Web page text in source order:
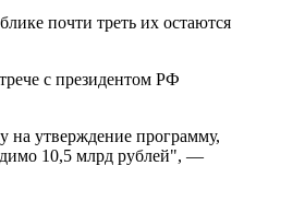
почти треть их остаются
с президентом РФ
на утверждение программу,
10,5 млрд рублей", —